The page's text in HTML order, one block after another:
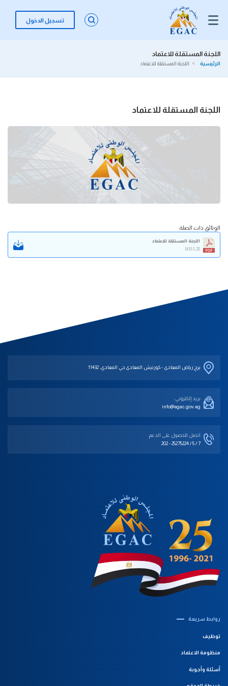
تسجيل الدخول
اللجنة المستقلة للاعتماد
الرئيسية اللجنة المستقلة للاعتماد
اللجنة المستقلة للاعتماد
الوثائق ذات الصلة
اللجنة المستقلة للاعتماد
0.28 MB
برج رياض المعادى - كورنيش المعادى حي المعادي، 11432
بريد إلكتروني:
info@egac.gov.eg
اتصل للحصول على الدعم‎
202 - 25275224 / 5 / 7
روابط سريعة‎
توظيف
منظومة الاعتماد
أسئلة وأجوبة